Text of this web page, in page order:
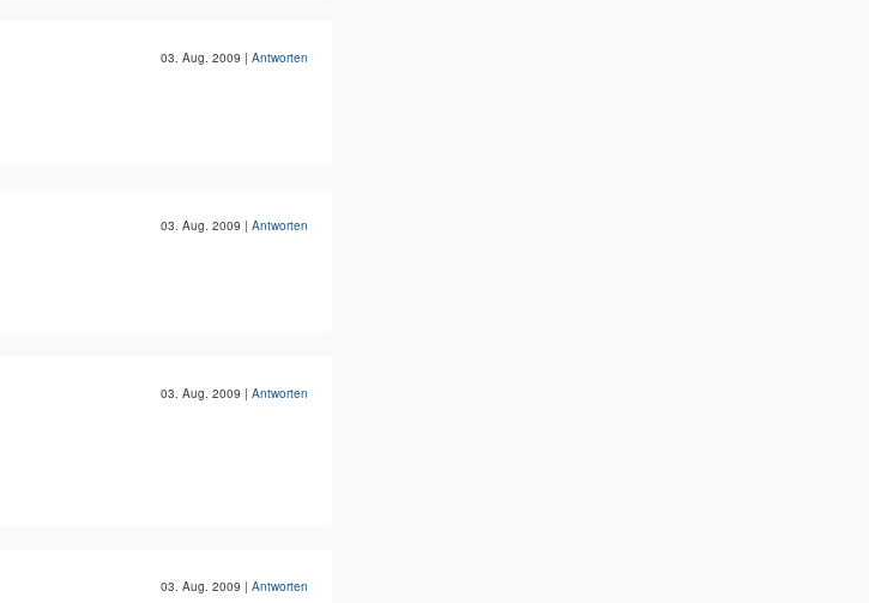
03. Aug. 2009 | Antworten
03. Aug. 2009 | Antworten
03. Aug. 2009 | Antworten
03. Aug. 2009 | Antworten